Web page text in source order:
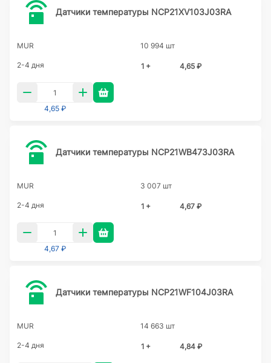
Датчики температуры NCP21XV103J03RA
MUR 10 994 шт
2-4 дня 1 + 4,65 ₽
4,65 ₽
Датчики температуры NCP21WB473J03RA
MUR 3 007 шт
2-4 дня 1 + 4,67 ₽
4,67 ₽
Датчики температуры NCP21WF104J03RA
MUR 14 663 шт
2-4 дня 1 + 4,84 ₽